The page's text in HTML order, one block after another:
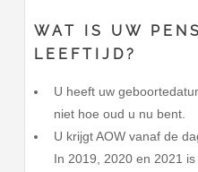
WAT IS UW
LEEFTIJD?
U heeft uw
niet hoe oud u nu bent.
U krijgt AOW vanaf de
In 2019, 2020 en 2021 is